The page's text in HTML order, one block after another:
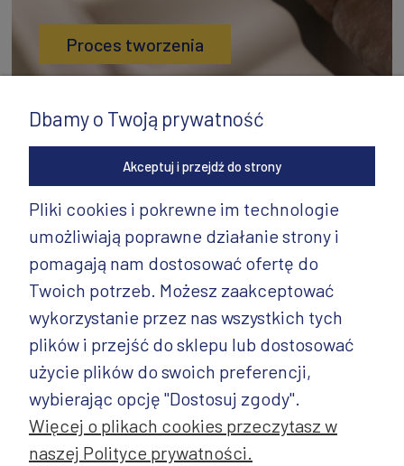
Proces tworzenia
INFORMACJE
PRODUKTY CD.
POZOSTAŁE
Dbamy o Twoją prywatność
Akceptuj i przejdź do strony
Pliki cookies i pokrewne im technologie
umożliwiają poprawne działanie strony i
pomagają nam dostosować ofertę do
Twoich potrzeb. Możesz zaakceptować
wykorzystanie przez nas wszystkich tych
plików i przejść do sklepu lub dostosować
użycie plików do swoich preferencji,
wybierając opcję "Dostosuj zgody".
Więcej o plikach cookies przeczytasz w
naszej Polityce prywatności.